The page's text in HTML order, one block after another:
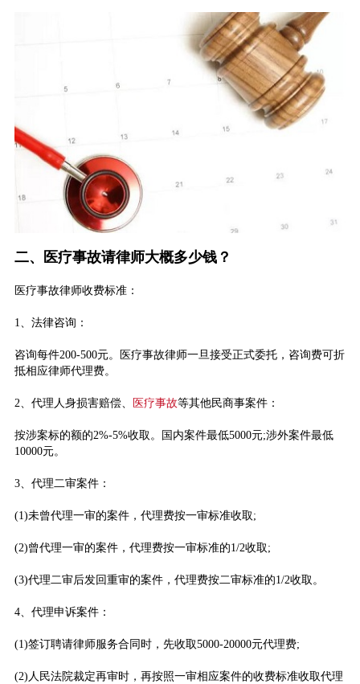
二、医疗事故请律师大概多少钱？
医疗事故律师收费标准：
1、法律咨询：
咨询每件200-500元。医疗事故律师一旦接受正式委托，咨询费可折
抵相应律师代理费。
2、代理人身损害赔偿、 医疗事故等其他民商事案件：
按涉案标的额的2%-5%收取。国内案件最低5000元;涉外案件最低
10000元。
3、代理二审案件：
(1)未曾代理一审的案件，代理费按一审标准收取;
(2)曾代理一审的案件，代理费按一审标准的1/2收取;
(3)代理二审后发回重审的案件，代理费按二审标准的1/2收取。
4、代理申诉案件：
(1)签订聘请律师服务合同时，先收取5000-20000元代理费;
(2)人民法院裁定再审时，再按照一审相应案件的收费标准收取代理